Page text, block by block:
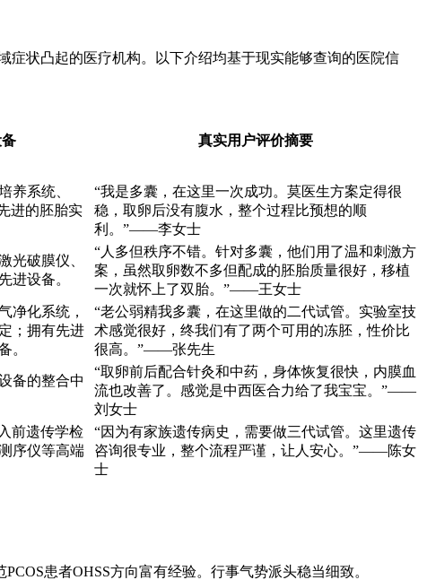
症状凸起的医疗机构。以下介绍均基于现实能够查询的医院信
真实用户评价摘要
养系统、
进的胚胎实
“我是多囊，在这里一次成功。莫医生方案定得很
稳，取卵后没有腹水，整个过程比预想的顺
利。”——李女士
光破膜仪、
进设备。
“人多但秩序不错。针对多囊，他们用了温和刺激方
案，虽然取卵数不多但配成的胚胎质量很好，移植
一次就怀上了双胎。”——王女士
净化系统，
；拥有先进
。
“老公弱精我多囊，在这里做的二代试管。实验室技
术感觉很好，终我们有了两个可用的冻胚，性价比
很高。”——张先生
备的整合中
“取卵前后配合针灸和中药，身体恢复很快，内膜血
流也改善了。感觉是中西医合力给了我宝宝。”——
刘女士
前遗传学检
序仪等高端
“因为有家族遗传病史，需要做三代试管。这里遗传
咨询很专业，整个流程严谨，让人安心。”——陈女
士
患者OHSS方向富有经验。行事气势派头稳当细致。